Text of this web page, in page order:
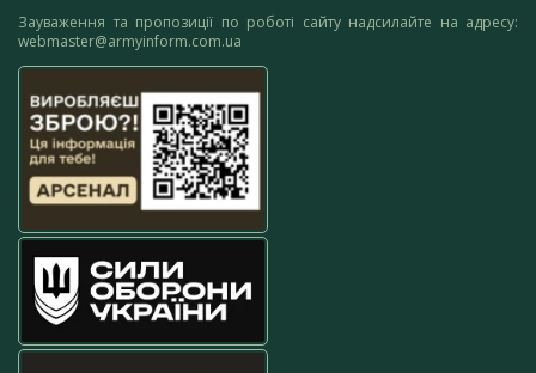
Зауваження та пропозиції по роботі сайту надсилайте на адресу:
webmaster@armyinform.com.ua